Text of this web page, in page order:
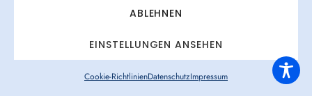
ABLEHNEN
EINSTELLUNGEN ANSEHEN
Cookie-RichtlinienDatenschutzImpressum